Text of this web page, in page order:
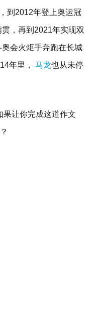
到2012年登上奥运冠
，再到2021年实现双
会火炬手奔跑在长城
年里， 马龙也从未停
果让你完成这道作文